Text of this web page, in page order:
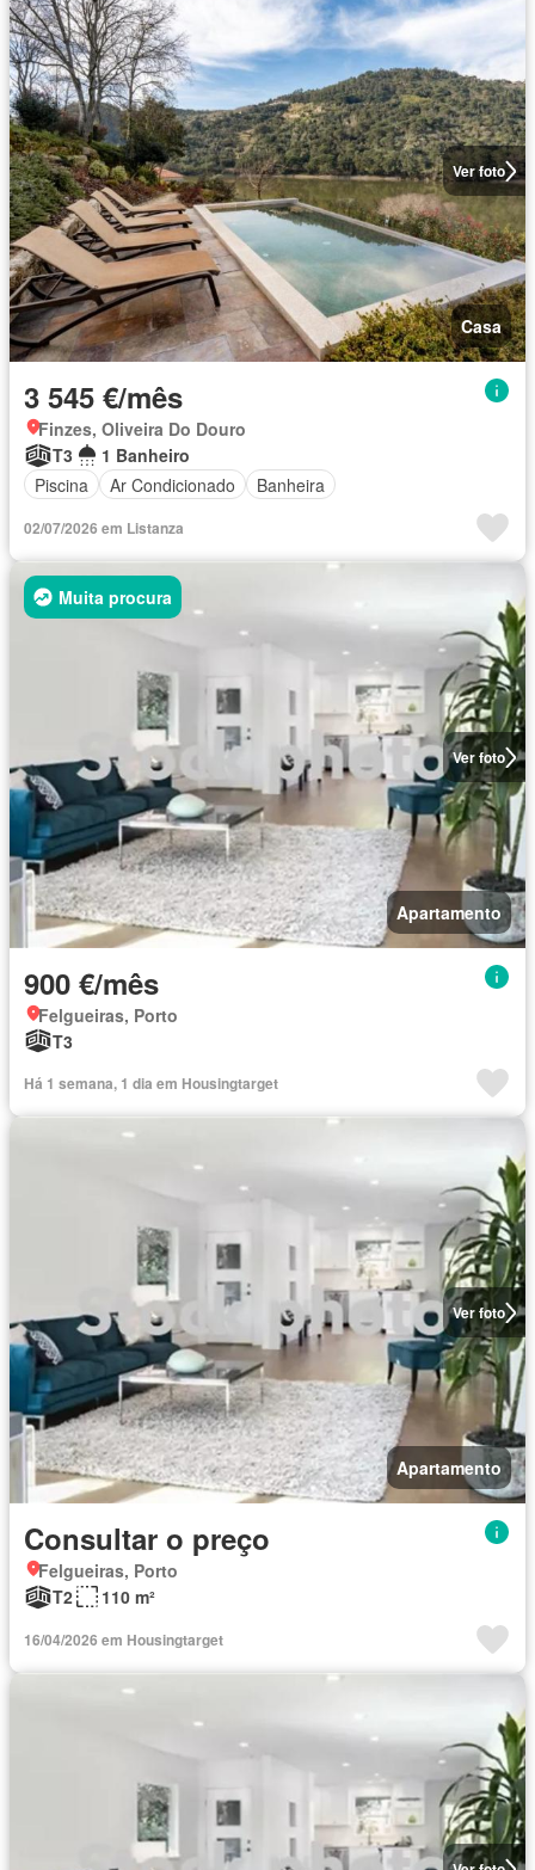
Ver foto
Casa
3 545 €/mês
Finzes, Oliveira Do Douro
T3
1 Banheiro
Piscina
Ar Condicionado Banheira
02/07/2026 em Listanza
Ver foto
Muita procura
Apartamento
900 €/mês
Felgueiras, Porto
T3
Há 1 semana, 1 dia em Housingtarget
Ver foto
Apartamento
Consultar o preço
Felgueiras, Porto
T2
110 m²
16/04/2026 em Housingtarget